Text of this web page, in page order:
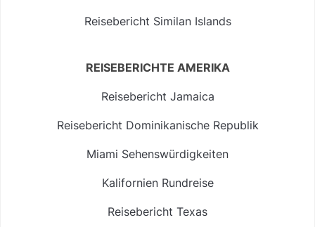
Reisebericht Similan Islands
REISEBERICHTE AMERIKA
Reisebericht Jamaica
Reisebericht Dominikanische Republik
Miami Sehenswürdigkeiten
Kalifornien Rundreise
Reisebericht Texas